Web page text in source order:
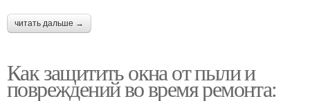
читать дальше →
Как защитить окна от пыли и
повреждений во время ремонта: